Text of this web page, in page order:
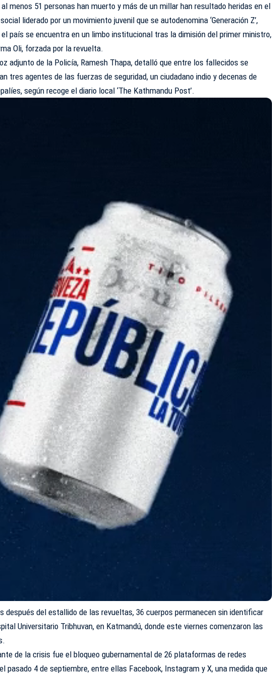
al menos 51 personas han muerto y más de un millar han resultado heridas en el
liderado por un movimiento juvenil que se autodenomina ‘Generación Z’,
país se encuentra en un limbo institucional tras la dimisión del primer ministro,
Oli, forzada por la revuelta.
adjunto de la Policía, Ramesh Thapa, detalló que entre los fallecidos se
tres agentes de las fuerzas de seguridad, un ciudadano indio y decenas de
según recoge el diario local ‘The Kathmandu Post’.
después del estallido de las revueltas, 36 cuerpos permanecen sin identificar
Universitario Tribhuvan, en Katmandú, donde este viernes comenzaron las
de la crisis fue el bloqueo gubernamental de 26 plataformas de redes
pasado 4 de septiembre, entre ellas Facebook, Instagram y X, una medida que